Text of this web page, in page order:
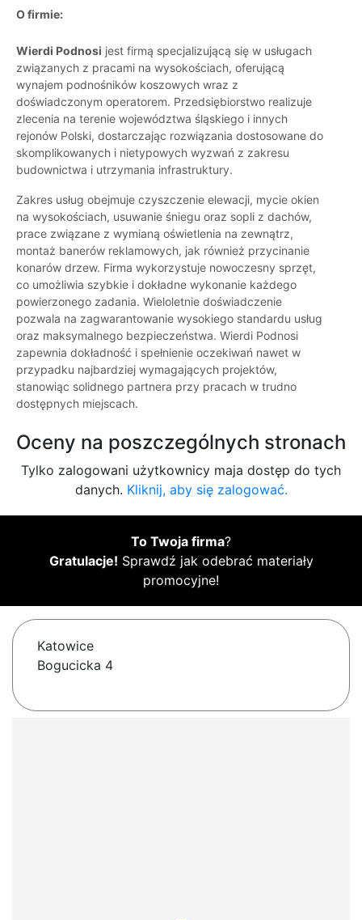
O firmie:
Wierdi Podnosi jest firmą specjalizującą się w usługach
związanych z pracami na wysokościach, oferującą
wynajem podnośników koszowych wraz z
doświadczonym operatorem. Przedsiębiorstwo realizuje
zlecenia na terenie województwa śląskiego i innych
rejonów Polski, dostarczając rozwiązania dostosowane do
skomplikowanych i nietypowych wyzwań z zakresu
budownictwa i utrzymania infrastruktury.
Zakres usług obejmuje czyszczenie elewacji, mycie okien
na wysokościach, usuwanie śniegu oraz sopli z dachów,
prace związane z wymianą oświetlenia na zewnątrz,
montaż banerów reklamowych, jak również przycinanie
konarów drzew. Firma wykorzystuje nowoczesny sprzęt,
co umożliwia szybkie i dokładne wykonanie każdego
powierzonego zadania. Wieloletnie doświadczenie
pozwala na zagwarantowanie wysokiego standardu usług
oraz maksymalnego bezpieczeństwa. Wierdi Podnosi
zapewnia dokładność i spełnienie oczekiwań nawet w
przypadku najbardziej wymagających projektów,
stanowiąc solidnego partnera przy pracach w trudno
dostępnych miejscach.
Oceny na poszczególnych stronach
Tylko zalogowani użytkownicy maja dostęp do tych
danych. Kliknij, aby się zalogować.
To Twoja firma?
Gratulacje! Sprawdź jak odebrać materiały
promocyjne!
Katowice
Bogucicka 4